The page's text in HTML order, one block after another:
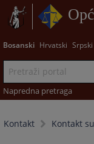
Bosanski Hrvatski Srpski
Napredna pretraga
Kontakt Kontakt